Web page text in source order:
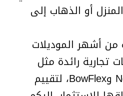
أو الذهاب إلى
من أشهر الموديلات
رائدة مثل
Peloton وNordicTrack وBowFlex، لتقييم